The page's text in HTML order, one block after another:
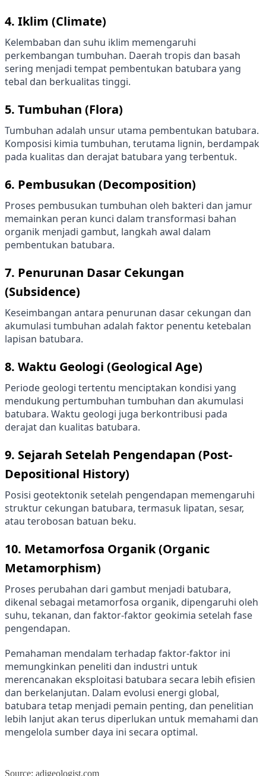
4. Iklim (Climate)
Kelembaban dan suhu iklim memengaruhi
perkembangan tumbuhan. Daerah tropis dan basah
sering menjadi tempat pembentukan batubara yang
tebal dan berkualitas tinggi.
5. Tumbuhan (Flora)
Tumbuhan adalah unsur utama pembentukan batubara.
Komposisi kimia tumbuhan, terutama lignin, berdampak
pada kualitas dan derajat batubara yang terbentuk.
6. Pembusukan (Decomposition)
Proses pembusukan tumbuhan oleh bakteri dan jamur
memainkan peran kunci dalam transformasi bahan
organik menjadi gambut, langkah awal dalam
pembentukan batubara.
7. Penurunan Dasar Cekungan
(Subsidence)
Keseimbangan antara penurunan dasar cekungan dan
akumulasi tumbuhan adalah faktor penentu ketebalan
lapisan batubara.
8. Waktu Geologi (Geological Age)
Periode geologi tertentu menciptakan kondisi yang
mendukung pertumbuhan tumbuhan dan akumulasi
batubara. Waktu geologi juga berkontribusi pada
derajat dan kualitas batubara.
9. Sejarah Setelah Pengendapan (Post-
Depositional History)
Posisi geotektonik setelah pengendapan memengaruhi
struktur cekungan batubara, termasuk lipatan, sesar,
atau terobosan batuan beku.
10. Metamorfosa Organik (Organic
Metamorphism)
Proses perubahan dari gambut menjadi batubara,
dikenal sebagai metamorfosa organik, dipengaruhi oleh
suhu, tekanan, dan faktor-faktor geokimia setelah fase
pengendapan.
Pemahaman mendalam terhadap faktor-faktor ini
memungkinkan peneliti dan industri untuk
merencanakan eksploitasi batubara secara lebih efisien
dan berkelanjutan. Dalam evolusi energi global,
batubara tetap menjadi pemain penting, dan penelitian
lebih lanjut akan terus diperlukan untuk memahami dan
mengelola sumber daya ini secara optimal.
Source: adigeologist.com